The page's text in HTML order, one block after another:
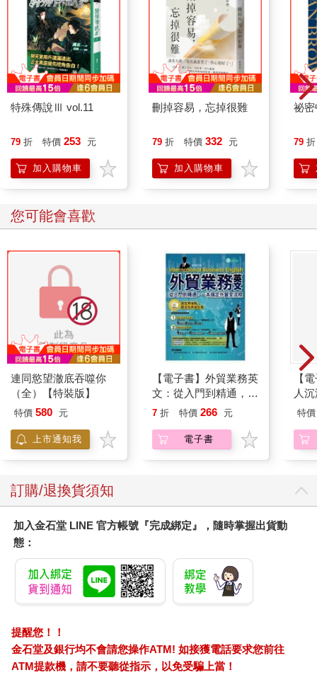
特殊傳說Ⅲ vol.11
79 折 特價 253 元
加入購物車
刪掉容易，忘掉很難
79 折 特價 332 元
加入購物車
祕
79 折
您可能會喜歡
連同慾望澈底吞噬你
（全）【特裝版】
特價 580 元
上市通知我
【電子書】外貿業務英
文：從入門到精通，一
本搞定外貿全流程【有
7 折 特價 266 元
電子書
【
人
版】
特價
訂購/退換貨須知
加入金石堂 LINE 官方帳號『完成綁定』，隨時掌握出貨動
態：
提醒您！！
金石堂及銀行均不會請您操作ATM! 如接獲電話要求您前往
ATM提款機，請不要聽從指示，以免受騙上當！